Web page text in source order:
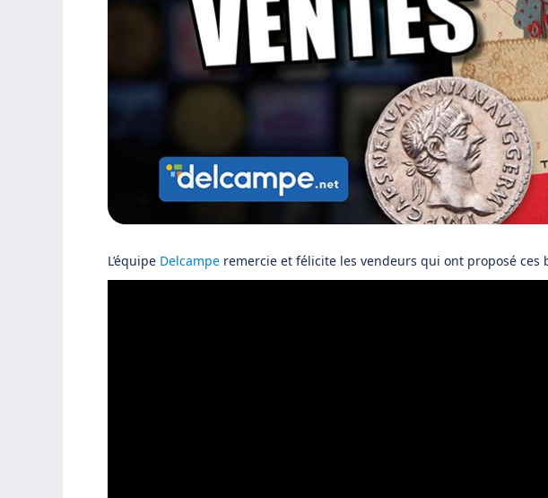
L’équipe Delcampe remercie et félicite les vendeurs qui ont proposé ces